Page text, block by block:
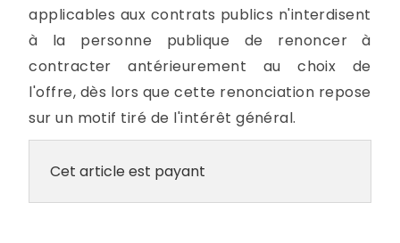
applicables aux contrats publics n'interdisent
à la personne publique de renoncer à
contracter antérieurement au choix de
l'offre, dès lors que cette renonciation repose
sur un motif tiré de l'intérêt général.
Cet article est payant